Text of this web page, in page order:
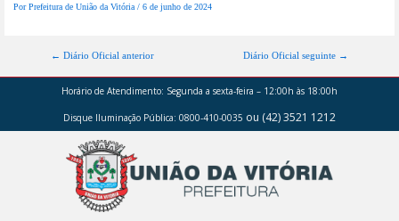
PorPrefeitura de União da Vitória/6 de junho de 2024
← Diário Oficial anterior Diário Oficial seguinte →
Horário de Atendimento: Segunda a sexta-feira – 12:00h às 18:00h
Disque Iluminação Pública: 0800-410-0035 ou (42) 3521 1212